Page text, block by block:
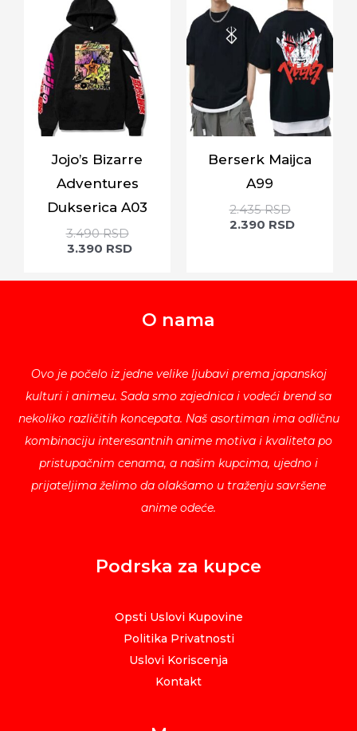
Jojo’s Bizarre
Adventures
Dukserica A03
3.490RSD
3.390 RSD
Berserk Maijca
A99
2.435RSD
2.390 RSD
O nama
Ovo je počelo iz jedne velike ljubavi prema japanskoj
kulturi i animeu. Sada smo zajednica i vodeći brend sa
nekoliko različitih koncepata. Naš asortiman ima odličnu
kombinaciju interesantnih anime motiva i kvaliteta po
pristupačnim cenama, a našim kupcima, ujedno i
prijateljima želimo da olakšamo u traženju savršene
anime odeće.
Podrska za kupce
Opsti Uslovi Kupovine
Politika Privatnosti
Uslovi Koriscenja
Kontakt